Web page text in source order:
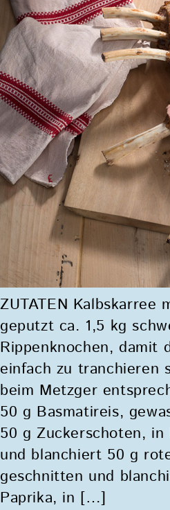
ZUTATEN Kalbskarree
geputzt ca. 1,5 kg
Rippenknochen, damit
einfach zu tranchieren
beim Metzger
50 g Basmatireis,
50 g Zuckerschoten,
und blanchiert 50 g
geschnitten und
Paprika, in […]